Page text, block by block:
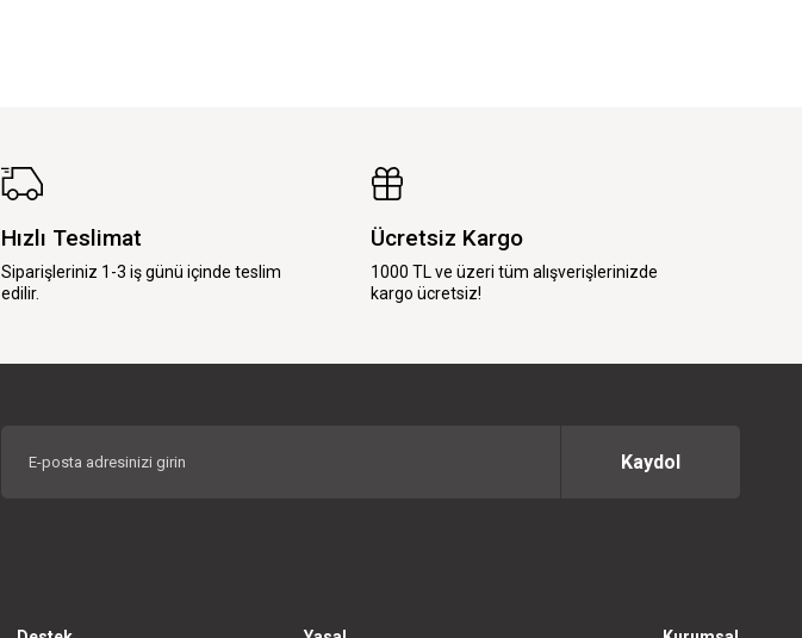
Hızlı Teslimat
Siparişleriniz 1-3 iş günü içinde teslim
edilir.
Ücretsiz Kargo
1000 TL ve üzeri tüm alışverişlerinizde
kargo ücretsiz!
Kaydol